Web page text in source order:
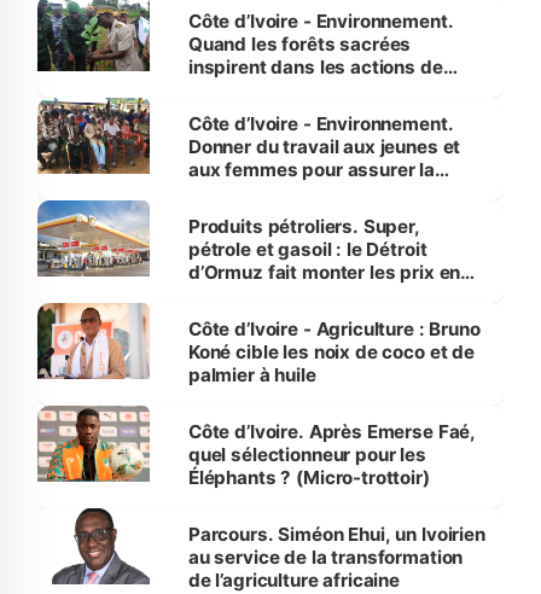
Côte d’Ivoire - Environnement.
Quand les forêts sacrées
inspirent dans les actions de
Côte d’Ivoire - Environnement.
Donner du travail aux jeunes et
aux femmes pour assurer la
menacées
Produits pétroliers. Super,
pétrole et gasoil : le Détroit
d’Ormuz fait monter les prix en
Côte d’Ivoire - Agriculture : Bruno
Koné cible les noix de coco et de
palmier à huile
Côte d’Ivoire. Après Emerse Faé,
quel sélectionneur pour les
Éléphants ? (Micro-trottoir)
Parcours. Siméon Ehui, un Ivoirien
au service de la transformation
de l’agriculture africaine